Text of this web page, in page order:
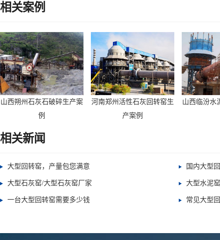
相关案例
山西朔州石灰石破碎生产案
例
河南郑州活性石灰回转窑生
产案例
山西临汾水
相关新闻
大型回转窑，产量包您满意 国内大型
大型石灰窑/大型石灰窑厂家 大型水泥
一台大型回转窑需要多少钱 常见大型